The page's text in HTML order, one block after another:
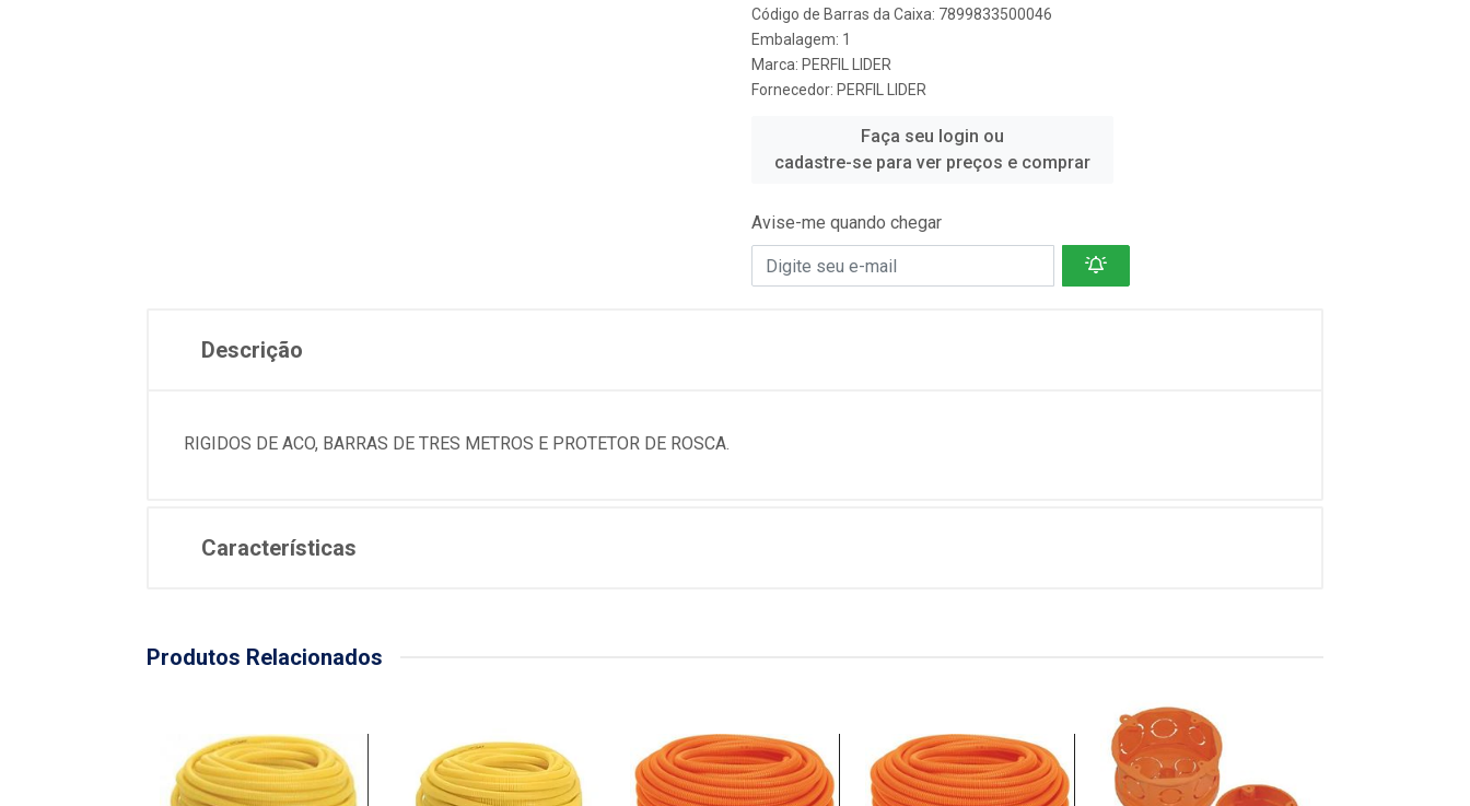
Código de Barras da Caixa: 7899833500046
Embalagem: 1
Marca: PERFIL LIDER
Fornecedor: PERFIL LIDER
Faça seu login ou
cadastre-se para ver preços e comprar
Avise-me quando chegar
Descrição
RIGIDOS DE ACO, BARRAS DE TRES METROS E PROTETOR DE ROSCA.
Características
Produtos Relacionados